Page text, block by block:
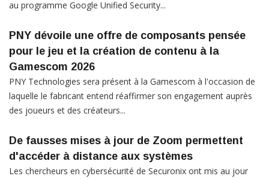
au programme Google Unified Security...
PNY dévoile une offre de composants pensée
pour le jeu et la création de contenu à la
Gamescom 2026
PNY Technologies sera présent à la Gamescom à l'occasion de
laquelle le fabricant entend réaffirmer son engagement auprès
des joueurs et des créateurs...
De fausses mises à jour de Zoom permettent
d'accéder à distance aux systèmes
Les chercheurs en cybersécurité de Securonix ont mis au jour